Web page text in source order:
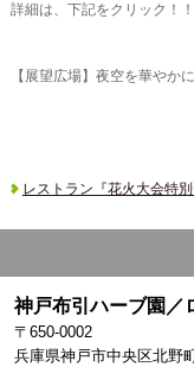
詳細は、下記をクリック！！
【展望広場】夜空を華やか
レストラン『花火大会特
神戸布引ハーブ園／
〒650-0002
兵庫県神戸市中央区北野